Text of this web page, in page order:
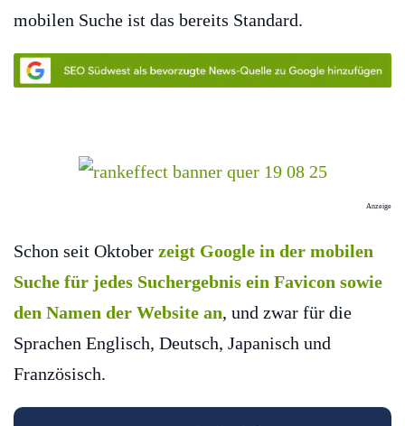
mobilen Suche ist das bereits Standard.
Anzeige
Schon seit Oktober zeigt Google in der mobilen
Suche für jedes Suchergebnis ein Favicon sowie
den Namen der Website an, und zwar für die
Sprachen Englisch, Deutsch, Japanisch und
Französisch.